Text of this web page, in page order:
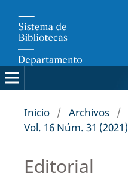
Inicio / Archivos /
Vol. 16 Núm. 31 (2021)
Editorial